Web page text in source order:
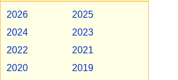
2026
2025
2024
2023
2022
2021
2020
2019